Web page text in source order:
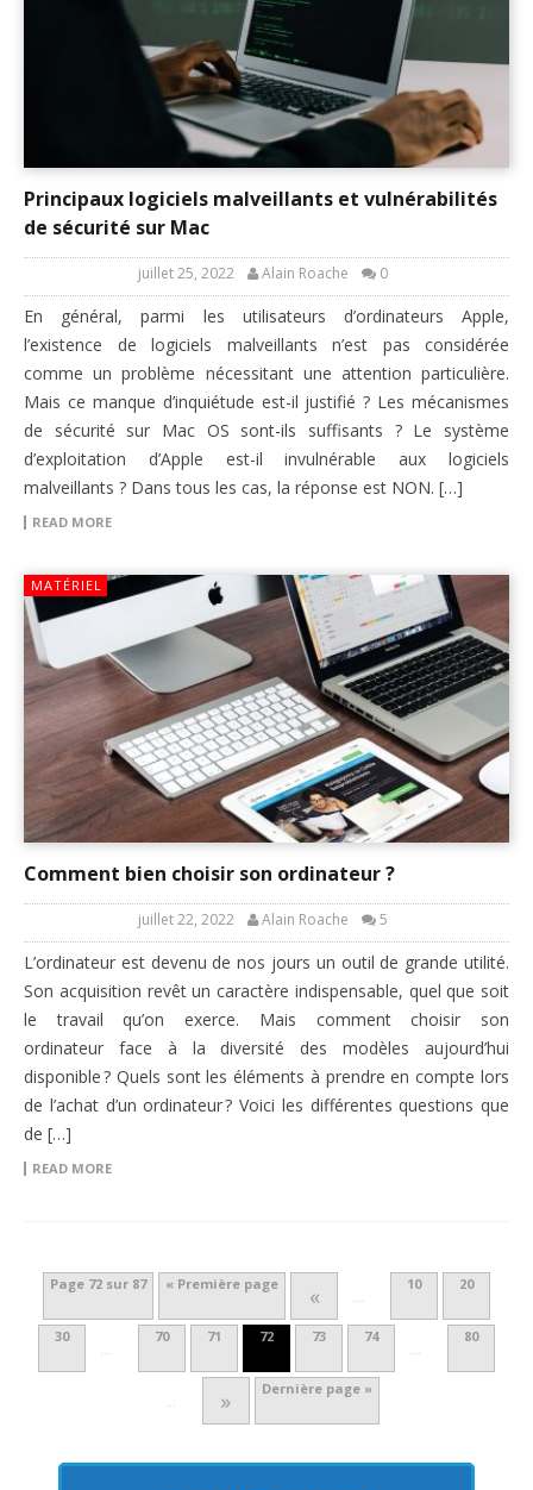
Principaux logiciels malveillants et vulnérabilités
de sécurité sur Mac
juillet 25, 2022 Alain Roache 0
En général, parmi les utilisateurs d’ordinateurs Apple,
l’existence de logiciels malveillants n’est pas considérée
comme un problème nécessitant une attention particulière.
Mais ce manque d’inquiétude est-il justifié ? Les mécanismes
de sécurité sur Mac OS sont-ils suffisants ? Le système
d’exploitation d’Apple est-il invulnérable aux logiciels
malveillants ? Dans tous les cas, la réponse est NON. […]
READ MORE
MATÉRIEL
Comment bien choisir son ordinateur ?
juillet 22, 2022 Alain Roache 5
L’ordinateur est devenu de nos jours un outil de grande utilité.
Son acquisition revêt un caractère indispensable, quel que soit
le travail qu’on exerce. Mais comment choisir son
ordinateur face à la diversité des modèles aujourd’hui
disponible ? Quels sont les éléments à prendre en compte lors
de l’achat d’un ordinateur ? Voici les différentes questions que
de […]
READ MORE
Page 72 sur 87 « Première page « …
10 20
30
…
70 71 72 73 74
…
80
… » Dernière page »